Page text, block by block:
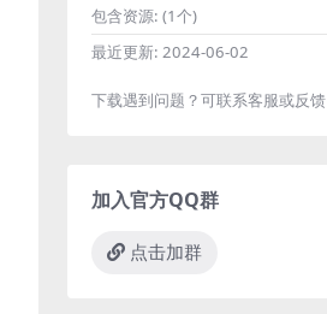
包含资源: (1个)
最近更新: 2024-06-02
下载遇到问题？可联系客服或反馈
加入官方QQ群
点击加群